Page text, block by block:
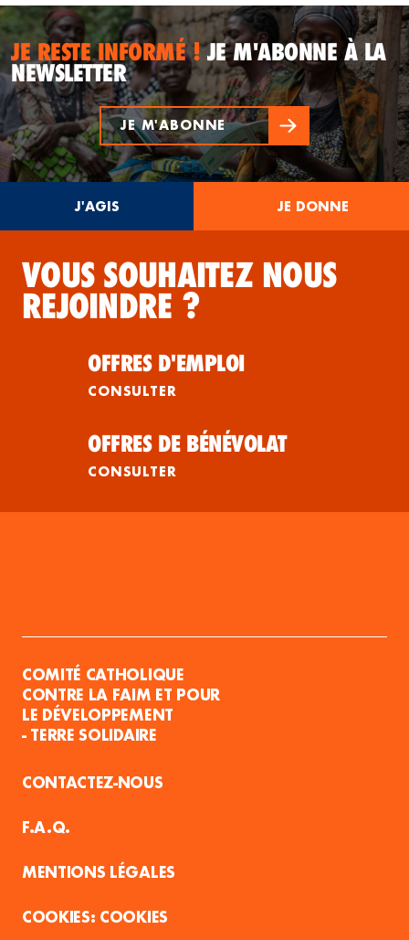
JE RESTE INFORMÉ !JE M'ABONNE À LA
NEWSLETTER
JE M'ABONNE
J'AGIS JE DONNE
VOUS SOUHAITEZ NOUS
REJOINDRE ?
OFFRES D'EMPLOI
CONSULTER
OFFRES DE BÉNÉVOLAT
CONSULTER
COMITÉ CATHOLIQUE
CONTRE LA FAIM ET POUR
LE DÉVELOPPEMENT
- TERRE SOLIDAIRE
CONTACTEZ-NOUS
F.A.Q.
MENTIONS LÉGALES
COOKIES